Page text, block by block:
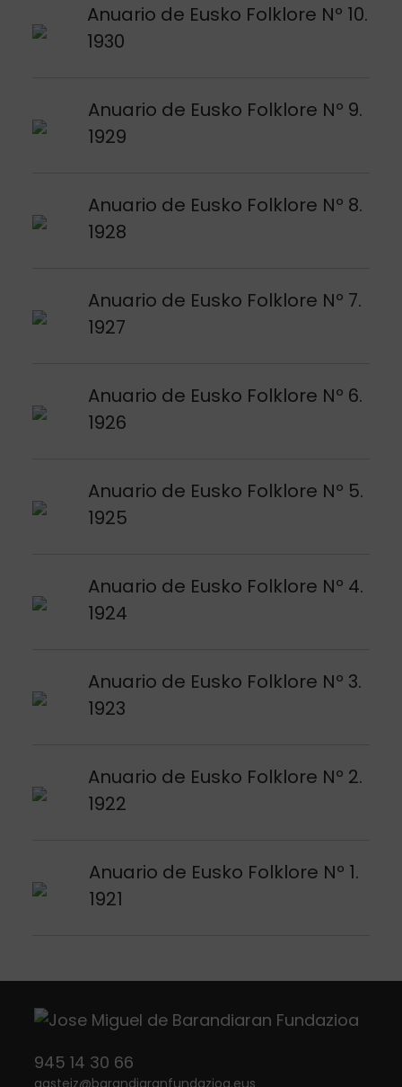
Anuario de Eusko Folklore Nº 10.
1930
Argitalpena ikusi
Anuario de Eusko Folklore Nº 9.
1929
Argitalpena ikusi
Anuario de Eusko Folklore Nº 8.
1928
Argitalpena ikusi
Anuario de Eusko Folklore Nº 7.
1927
Argitalpena ikusi
Anuario de Eusko Folklore Nº 6.
1926
Argitalpena ikusi
Anuario de Eusko Folklore Nº 5.
1925
Argitalpena ikusi
Anuario de Eusko Folklore Nº 4.
1924
Argitalpena ikusi
Anuario de Eusko Folklore Nº 3.
1923
Argitalpena ikusi
Anuario de Eusko Folklore Nº 2.
1922
Argitalpena ikusi
Anuario de Eusko Folklore Nº 1.
1921
Argitalpena ikusi
945 14 30 66
gasteiz@barandiaranfundazioa.eus